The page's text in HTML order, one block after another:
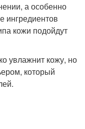
а особенно
ингредиентов
кожи подойдут
увлажнит кожу, но
который